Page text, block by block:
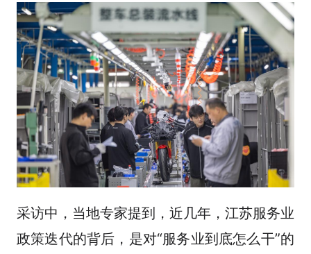
采访中，当地专家提到，近几年，江苏服务业
政策迭代的背后，是对“服务业到底怎么干”的